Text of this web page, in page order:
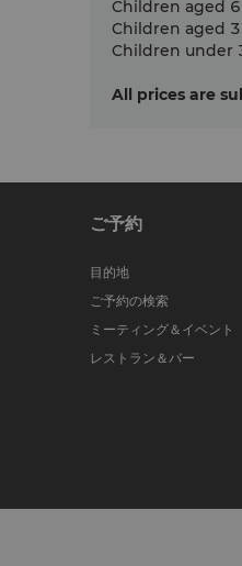
Children aged
Children aged
Children under
All prices are
ご予約
目的地
ご予約の検索
ミーティング＆イベント
レストラン＆バー